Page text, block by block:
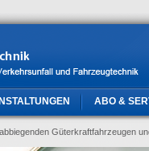
ABO &
Güterkraftfahrzeugen